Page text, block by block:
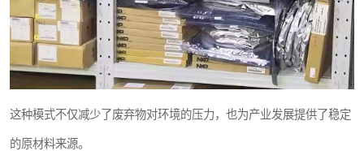
这种模式不仅减少了废弃物对环境的压力，也为产业发展提供了稳定
的原材料来源。